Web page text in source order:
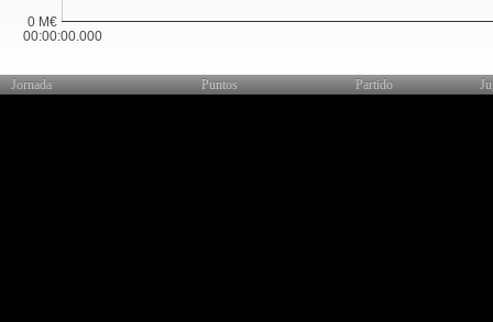
00:00:00.000
0 M€
Jornada Puntos Partido